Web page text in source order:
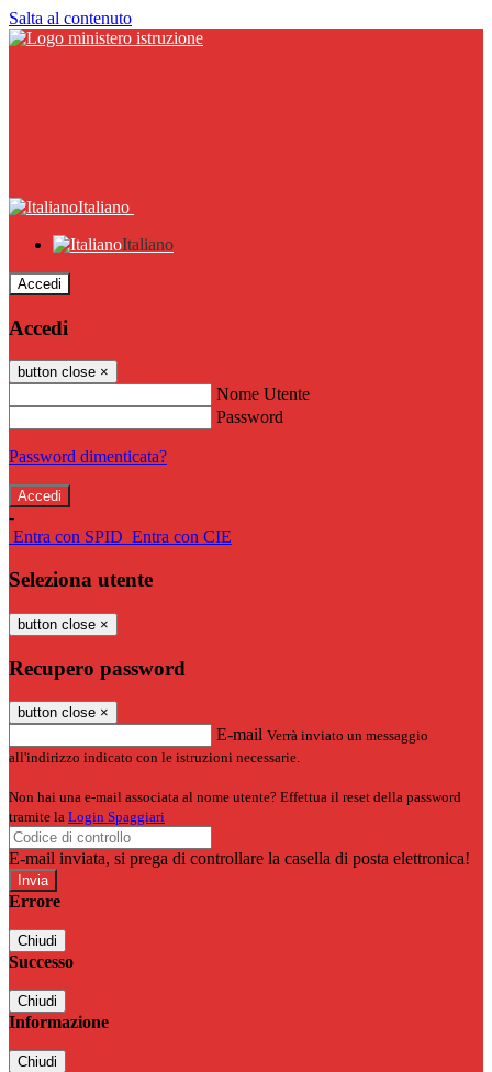
Salta al contenuto
Italiano
Italiano
Accedi
Accedi
button close ×
Nome Utente
Password
Password dimenticata?
-
Entra con SPID Entra con CIE
Seleziona utente
button close ×
Recupero password
button close ×
E-mail Verrà inviato un messaggio
all'indirizzo indicato con le istruzioni necessarie.
Non hai una e-mail associata al nome utente? Effettua il reset della password
tramite la Login Spaggiari
E-mail inviata, si prega di controllare la casella di posta elettronica!
Errore
Chiudi
Successo
Chiudi
Informazione
Chiudi